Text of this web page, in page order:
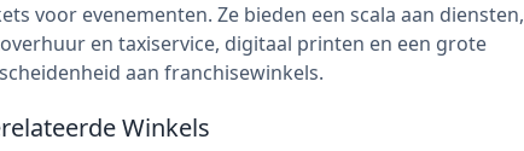
voor evenementen. Ze bieden een scala aan
en taxiservice, digitaal printen en een grote
aan franchisewinkels.
Winkels